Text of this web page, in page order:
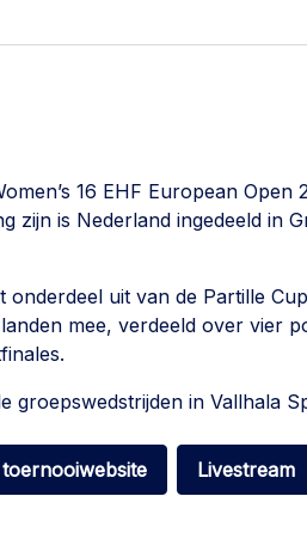
16 EHF European
zijn is Nederland ingedeeld in
onderdeel uit van de Partille
mee, verdeeld over vier
groepswedstrijden in Vallhala
Livestream